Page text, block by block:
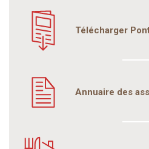
Télécharger
Annuaire des